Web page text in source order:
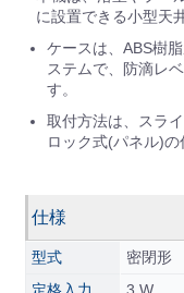
に設置できる小型天
ケースは、ABS樹
ステムで、防滴レ
す。
取付方法は、スラ
ロック式(パネル)の
仕様
型式
密閉形